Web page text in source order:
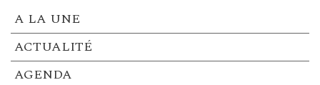
A LA UNE
ACTUALITÉ
AGENDA